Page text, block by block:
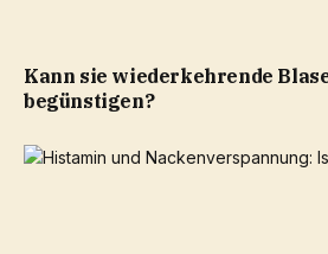
Kann sie wiederkehrende
begünstigen?